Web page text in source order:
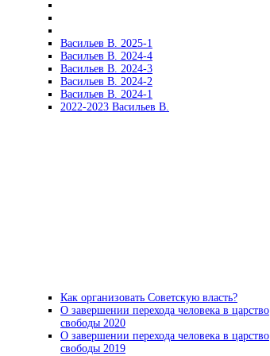
Васильев В. 2025-1
Васильев В. 2024-4
Васильев В. 2024-3
Васильев В. 2024-2
Васильев В. 2024-1
2022-2023 Васильев В.
Как организовать Советскую власть?
О завершении перехода человека в царство
свободы 2020
О завершении перехода человека в царство
свободы 2019